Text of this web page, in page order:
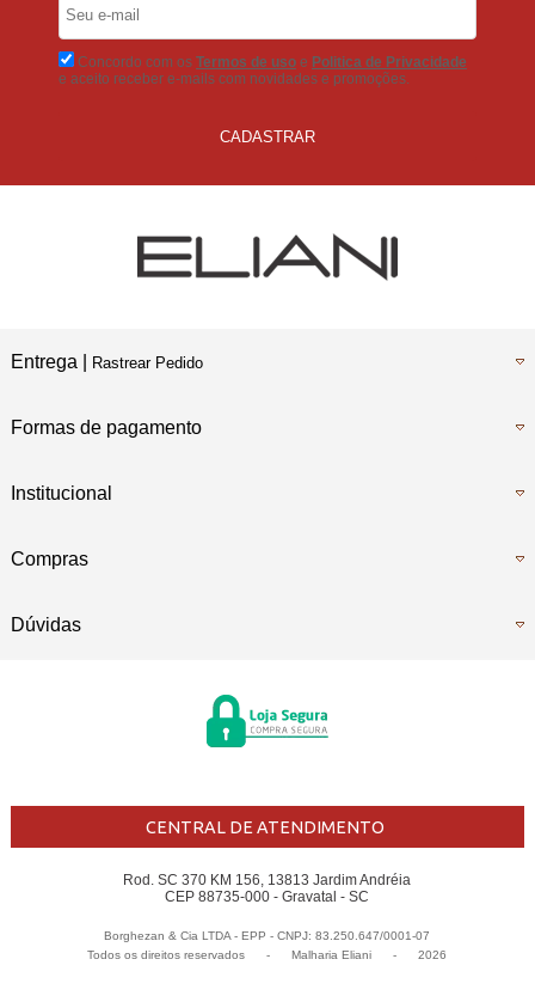
Concordo com os Termos de usoe Politica de Privacidade
e aceito receber e-mails com novidades e promoções.
CADASTRAR
Entrega | Rastrear Pedido
Formas de pagamento
Institucional
Compras
Dúvidas
CENTRAL DE ATENDIMENTO
Rod. SC 370 KM 156, 13813 Jardim Andréia
CEP 88735-000 - Gravatal - SC
Borghezan & Cia LTDA - EPP - CNPJ: 83.250.647/0001-07
Todos os direitos reservados
- Malharia Eliani - 2026